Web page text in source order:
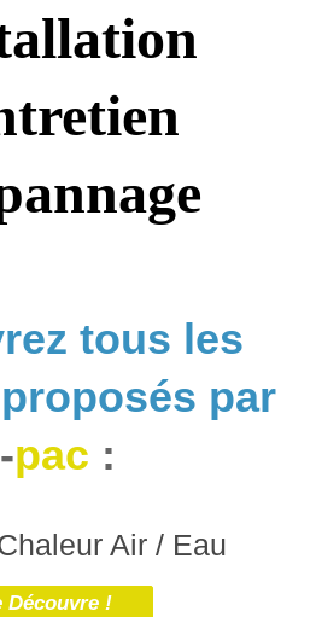
tous les
par
-pac :
Air / Eau
Découvre !